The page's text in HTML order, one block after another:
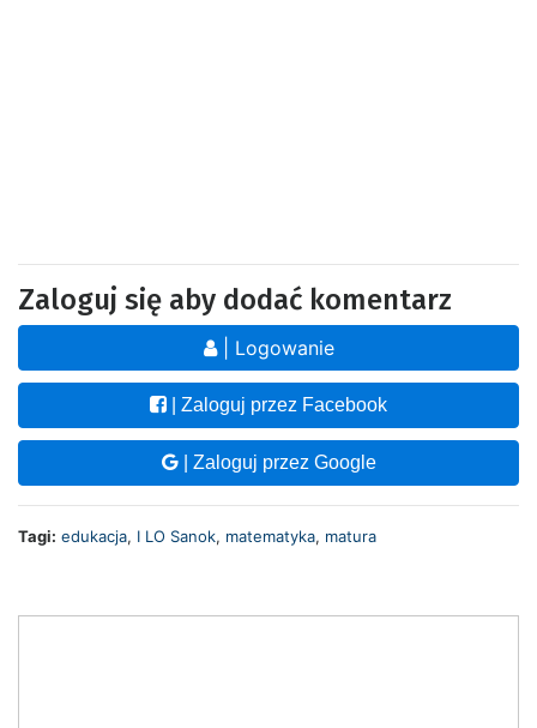
Zaloguj się aby dodać komentarz
| Logowanie
| Zaloguj przez Facebook
| Zaloguj przez Google
Tagi: edukacja, I LO Sanok, matematyka, matura